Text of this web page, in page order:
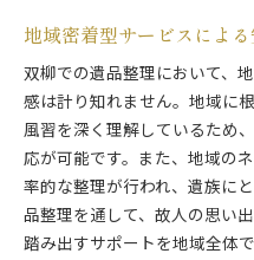
故人をしのぶた
感謝の気持ちを
家族を支えるた
地域密着型サービスによ
双柳での遺品整理において、
感は計り知れません。地域に
風習を深く理解しているため
応が可能です。また、地域の
率的な整理が行われ、遺族に
品整理を通して、故人の思い
踏み出すサポートを地域全体で